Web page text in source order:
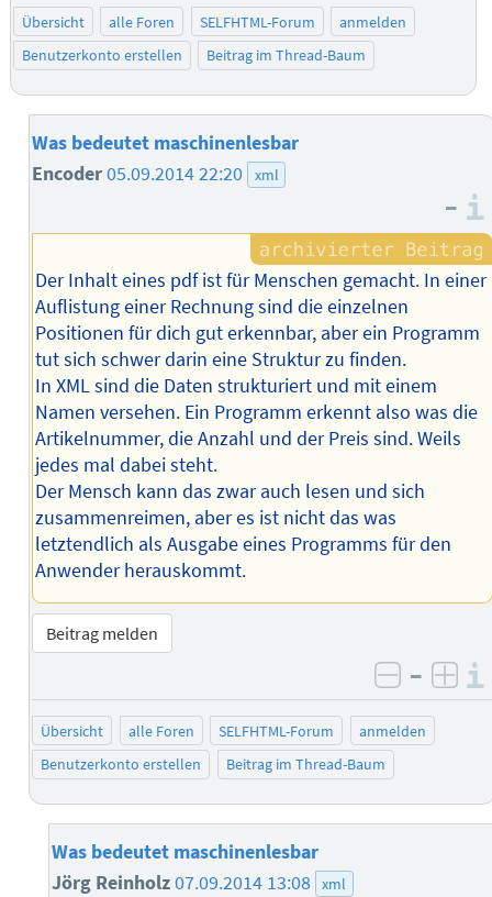
Übersicht alle Foren SELFHTML-Forum
anmelden
Benutzerkonto erstellen
Beitrag im Thread-Baum
Was bedeutet maschinenlesbar
Encoder05.09.2014 22:20 xml
–
Der Inhalt eines pdf ist für Menschen gemacht. In einer
Auflistung einer Rechnung sind die einzelnen
Positionen für dich gut erkennbar, aber ein Programm
tut sich schwer darin eine Struktur zu finden.
In XML sind die Daten strukturiert und mit einem
Namen versehen. Ein Programm erkennt also was die
Artikelnummer, die Anzahl und der Preis sind. Weils
jedes mal dabei steht.
Der Mensch kann das zwar auch lesen und sich
zusammenreimen, aber es ist nicht das was
letztendlich als Ausgabe eines Programms für den
Anwender herauskommt.
Beitrag melden
negativ
–
Übersicht alle Foren SELFHTML-Forum
anmelden
Benutzerkonto erstellen
Beitrag im Thread-Baum
Was bedeutet maschinenlesbar
Jörg Reinholz07.09.2014 13:08 xml